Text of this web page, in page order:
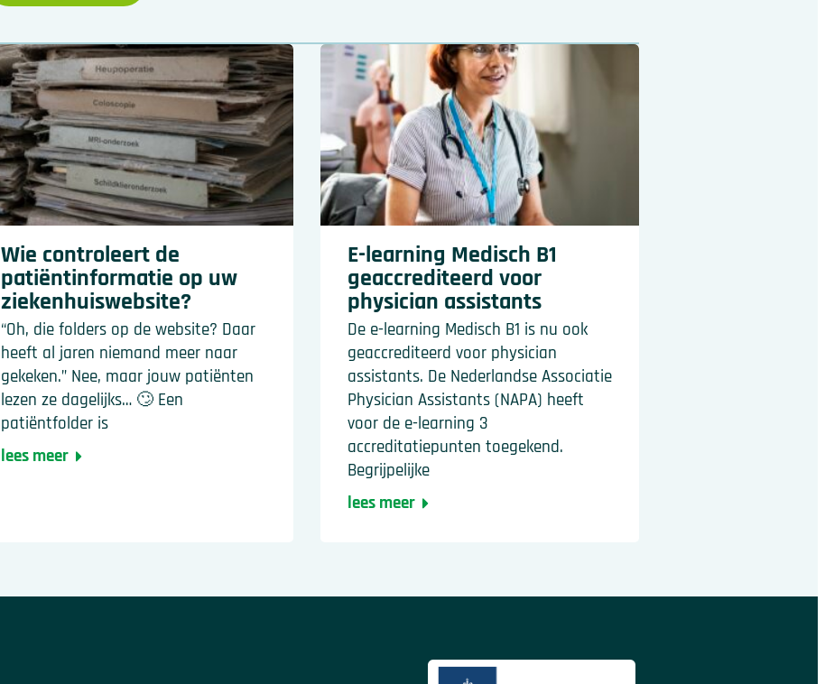
Wie controleert de
patiëntinformatie op uw
ziekenhuiswebsite?
“Oh, die folders op de website? Daar
heeft al jaren niemand meer naar
gekeken.” Nee, maar jouw patiënten
lezen ze dagelijks… 🙄 Een
patiëntfolder is
lees meer
E-learning Medisch B1
geaccrediteerd voor
physician assistants
De e-learning Medisch B1 is nu ook
geaccrediteerd voor physician
assistants. De Nederlandse Associatie
Physician Assistants (NAPA) heeft
voor de e-learning 3
accreditatiepunten toegekend.
Begrijpelijke
lees meer